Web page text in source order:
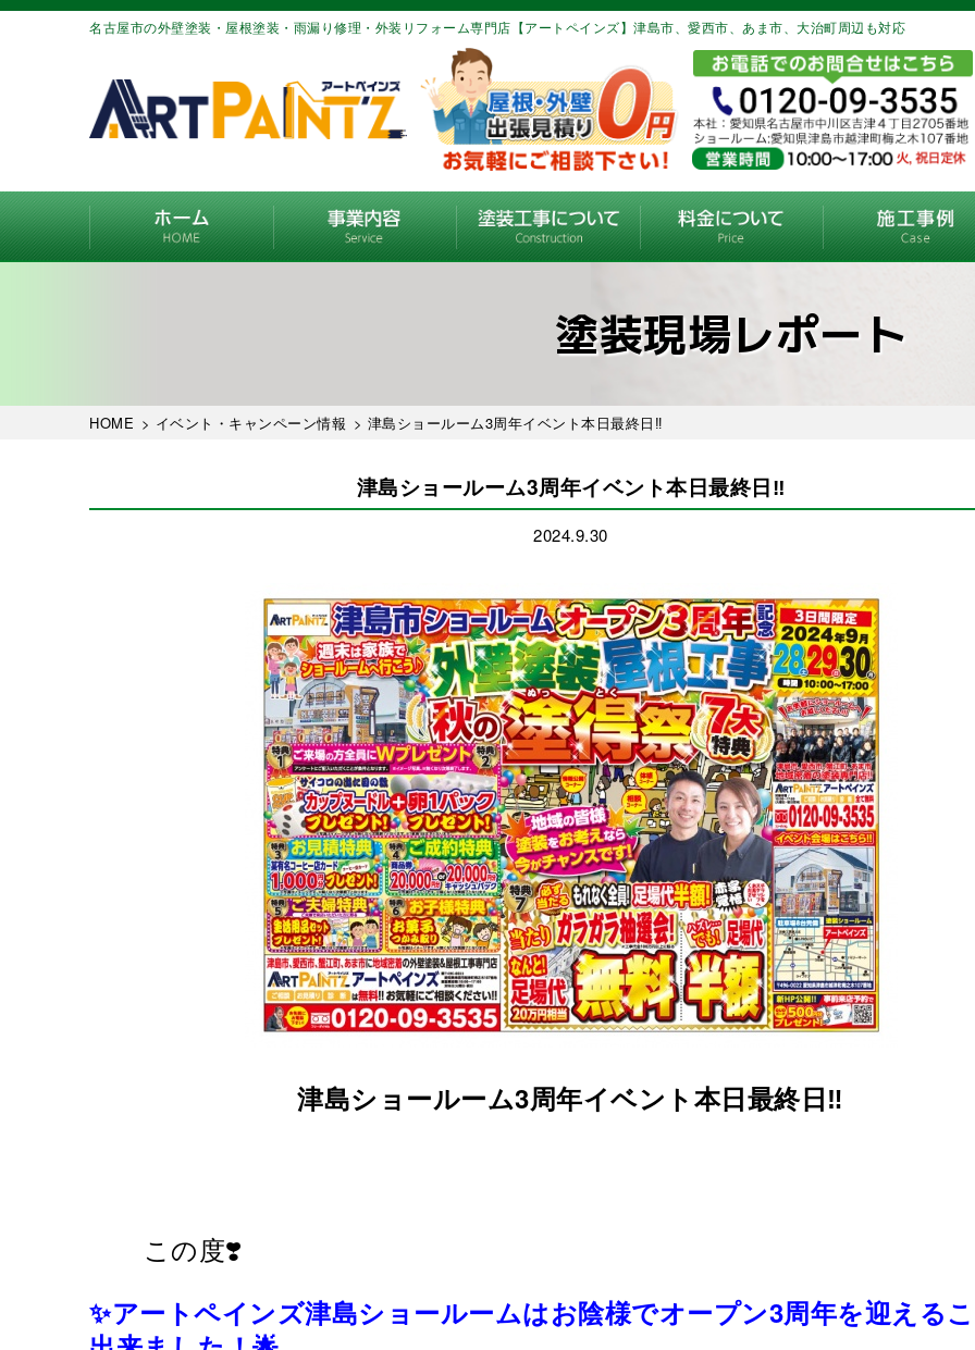
名古屋市の外壁塗装・屋根塗装・雨漏り修理・外装リフォーム専門店【アートペインズ】津島市、愛西市、あま市、大治町周辺も対応
塗装現場レポート
HOME > イベント・キャンペーン情報 > 津島ショールーム3周年イベント本日最終日‼️
津島ショールーム3周年イベント本日最終日‼️
2024.9.30
津島ショールーム3周年イベント本日最終日‼️
この度❣️
✨アートペインズ津島ショールームはお陰様でオープン3周年を迎える